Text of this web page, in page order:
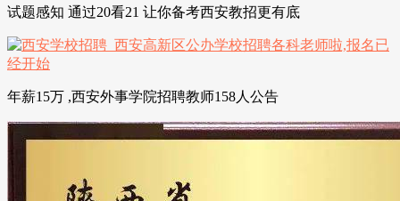
试题感知 通过20看21 让你备考西安教招更有底
年薪15万 ,西安外事学院招聘教师158人公告